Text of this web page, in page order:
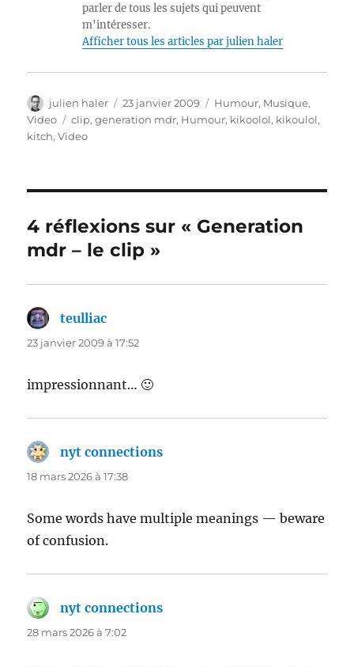
parler de tous les sujets qui peuvent
m'intéresser.
Afficher tous les articles par julien haler
Auteur
julien haler
Publié
le
23 janvier 2009 Catégories
Humour, Musique,
Video
Étiquettes
clip,generation mdr, Humour, kikoolol, kikoulol,
kitch,Video
4 réflexions sur « Generation
mdr – le clip »
teulliac
23 janvier 2009 à 17:52
impressionnant… 🙂
nyt connections
18 mars 2026 à 17:38
Some words have multiple meanings — beware
of confusion.
nyt connections
28 mars 2026 à 7:02